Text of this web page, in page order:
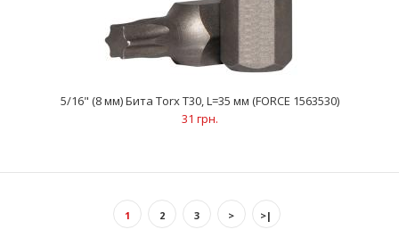
5/16" (8 мм) Бита Torx Т30, L=35 мм (FORCE 1563530)
31 грн.
1 2 3 > >|